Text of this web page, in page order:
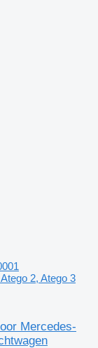
2, Atego 3
Mercedes-